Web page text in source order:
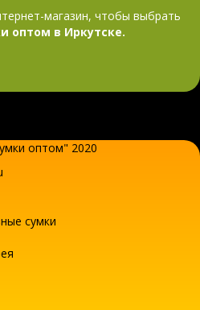
магазин, чтобы выбрать
оптом в Иркутске.
оптом" 2020
сумки